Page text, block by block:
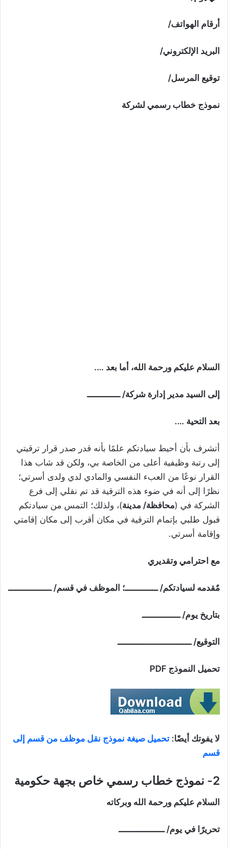
أرقام الهواتف/
البريد الإلكتروني/
توقيع المرسل/
نموذج خطاب رسمي لشركة
السلام عليكم ورحمة الله، أما بعد ….
إلى السيد مدير إدارة شركة/ ـــــــــــــ
بعد التحية ….
أتشرف بأن أحيط سيادتكم علمًا بأنه قدر صدر قرار ترقيتي
إلى رتبة وظيفية أعلى من الخاصة بي، ولكن قد شاب هذا
القرار نوعًا من العبء النفسي والمادي لدي ولدى أسرتي؛
نظرًا إلى أنه في ضوء هذه الترقية قد تم نقلي إلى فرع
الشركة في (محافظة/ مدينة)، ولذلك؛ التمس من سيادتكم
قبول طلبي بإتمام الترقية في مكان أقرب إلى مكان إقامتي
وإقامة أسرتي.
مع احترامي وتقديري
مٌقدمه لسيادتكم/ ـــــــــــــ؛ الموظف في قسم/ ـــــــــــــــــ
بتاريخ يوم/ ـــــــــــــــ
التوقيع/ ـــــــــــــــــــــــــــــ
تحميل النموذج PDF
لا يفوتك أيضًا: تحميل صيغة نموذج نقل موظف من قسم إلى
قسم
2- نموذج خطاب رسمي خاص بجهة حكومية
السلام عليكم ورحمة الله وبركاته
تحريرًا في يوم/ ــــــــــــــــــ